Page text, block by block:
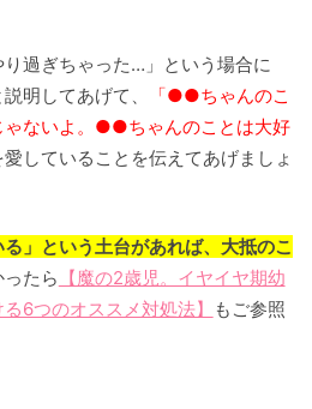
過ぎちゃった…」という場合に
明してあげて、
「●●ちゃんのこ
ゃないよ。●●ちゃんのことは大好
していることを伝えてあげましょ
」という土台があれば、大抵のこ
ったら 【魔の2歳児。イヤイヤ期幼
6つのオススメ対処法】
もご参照